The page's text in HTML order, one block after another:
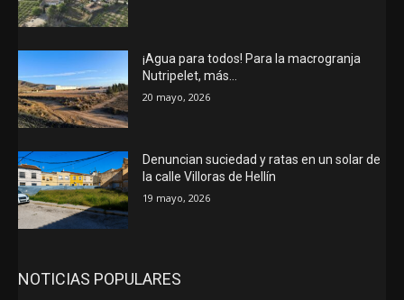
¡Agua para todos! Para la macrogranja
Nutripelet, más…
20 mayo, 2026
Denuncian suciedad y ratas en un solar de
la calle Villoras de Hellín
19 mayo, 2026
NOTICIAS POPULARES